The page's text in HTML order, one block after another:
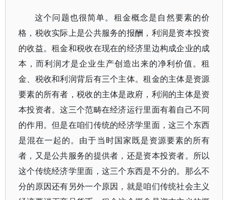
这个问题也很简单。租金概念是自然要素的价
格，税收实际上是公共服务的报酬，利润是资本投资
的收益。租金和税收在现在的经济里边构成企业的成
本，而利润才是企业生产创造出来的净利价值。租
金、税收和利润背后有三个主体。租金的主体是资源
要素的所有者，税收的主体是政府，利润的主体是资
本投资者。这三个范畴在经济运行里面有着自己不同
的作用。但是在咱们传统的经济学里面，这三个东西
是混在一起的。由于当时国家既是资源要素的所有
者，又是公共服务的提供者，还是资本投资者。所以
这个传统经济学里面，这三个东西是不分的。那么不
分的原因还有另外一个原因，就是咱们传统社会主义